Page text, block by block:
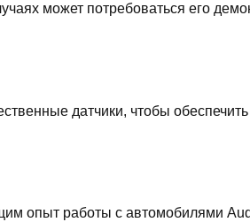
может потребоваться его
датчики, чтобы обеспечить
опыт работы с автомобилями